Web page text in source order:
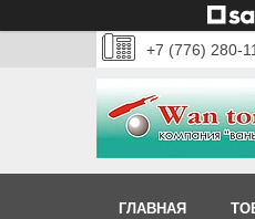
+7 (776) 280-
ГЛАВНАЯ